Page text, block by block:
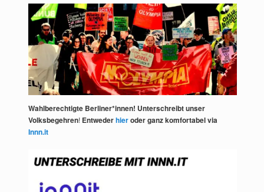
Wahlberechtigte Berliner*innen! Unterschreibt unser
Volksbegehren! Entwederhieroder ganz komfortabel via
Innn.it